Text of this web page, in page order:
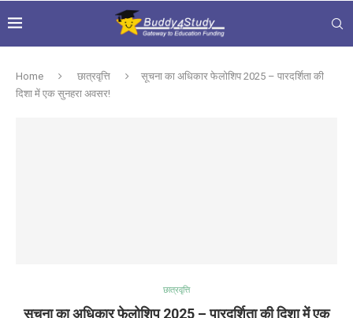
Home छात्रवृत्ति
सूचना का अधिकार फेलोशिप 2025 – पारदर्शिता की
दिशा में एक सुनहरा अवसर!
छात्रवृत्ति
सूचना का अधिकार फेलोशिप 2025 – पारदर्शिता की दिशा में एक